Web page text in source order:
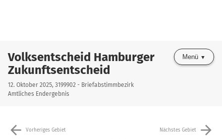
Volksentscheid Hamburger
Zukunftsentscheid
12. Oktober 2025, 3199902 - Briefabstimmbezirk
Amtliches Endergebnis
Menü
arrow_back Vorheriges Gebiet Nächstes Gebiet arrow_forward